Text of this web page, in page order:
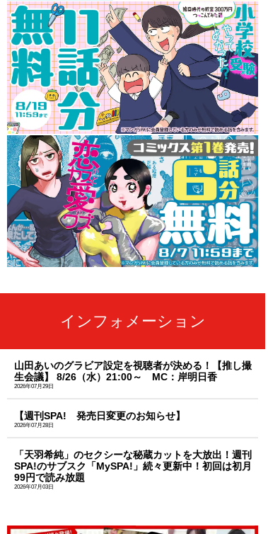
インフォメーション
山田あいのグラビア設定を視聴者が決める！【推し撮
生会議】 8/26（水）21:00～ MC：岸明日香
2026年07月29日
【週刊SPA! 発売日変更のお知らせ】
2026年07月28日
「天羽希純」のセクシーな秘蔵カットを大放出！週刊
SPA!のサブスク「MySPA!」続々更新中！初回は初月
99円で読み放題
2026年07月03日